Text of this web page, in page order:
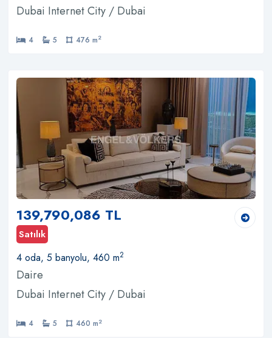
Dubai Internet City / Dubai
4 5 476 m2
139,790,086 TL
Satılık
4 oda, 5 banyolu, 460 m2
Daire
Dubai Internet City / Dubai
4 5 460 m2